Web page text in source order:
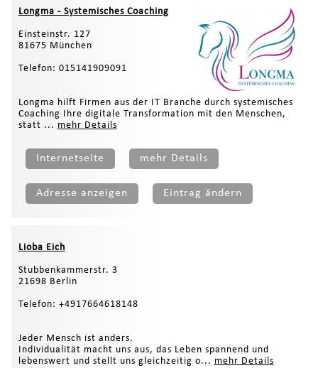
Longma - Systemisches Coaching
Einsteinstr. 127
81675 München
Telefon: 015141909091
Longma hilft Firmen aus der IT Branche durch systemisches
Coaching Ihre digitale Transformation mit den Menschen,
statt ... mehr Details
Internetseite mehr Details
Adresse anzeigen Eintrag ändern
Lioba Eich
Stubbenkammerstr. 3
21698 Berlin
Telefon: +4917664618148
Jeder Mensch ist anders.
Individualität macht uns aus, das Leben spannend und
lebenswert und stellt uns gleichzeitig o... mehr Details